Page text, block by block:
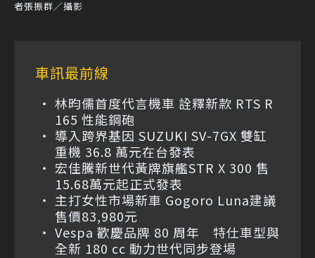
者張振群／攝影
車訊最前線
林昀儒首度代言機車 詮釋新款 RTS R
165 性能鋼砲
導入跨界基因 SUZUKI SV-7GX 雙缸
重機 36.8 萬元在台發表
宏佳騰新世代黃牌旗艦STR X 300 售
15.68萬元起正式發表
主打女性市場新車 Gogoro Luna建議
售價83,980元
Vespa 歡慶品牌 80 周年 特仕車型與
全新 180 cc 動力世代同步登場